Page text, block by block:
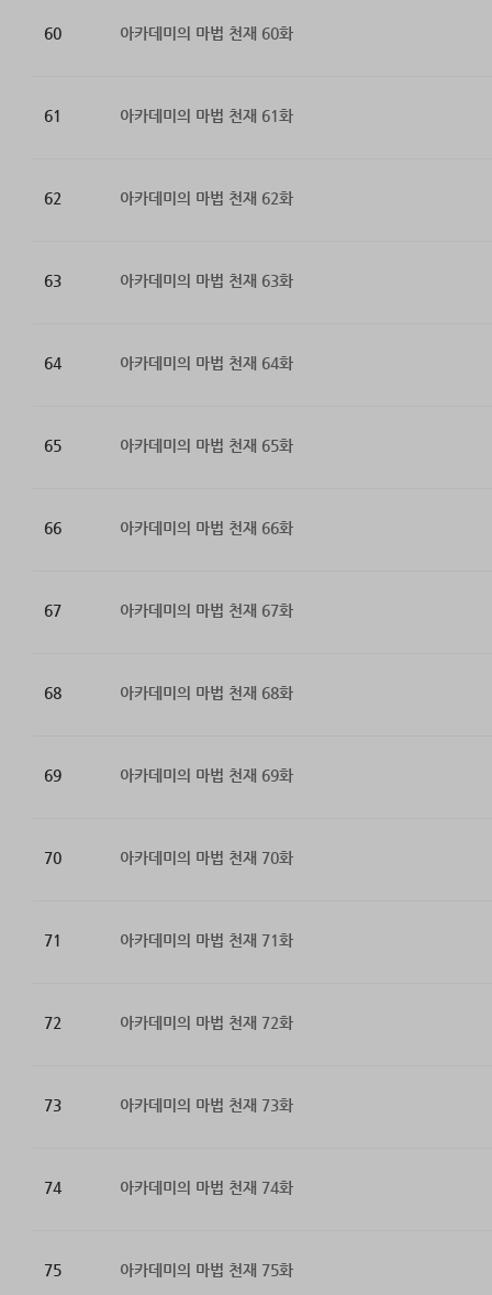
60 아카데미의 마법 천재 60화
61 아카데미의 마법 천재 61화
62 아카데미의 마법 천재 62화
63 아카데미의 마법 천재 63화
64 아카데미의 마법 천재 64화
65 아카데미의 마법 천재 65화
66 아카데미의 마법 천재 66화
67 아카데미의 마법 천재 67화
68 아카데미의 마법 천재 68화
69 아카데미의 마법 천재 69화
70 아카데미의 마법 천재 70화
71 아카데미의 마법 천재 71화
72 아카데미의 마법 천재 72화
73 아카데미의 마법 천재 73화
74 아카데미의 마법 천재 74화
75 아카데미의 마법 천재 75화